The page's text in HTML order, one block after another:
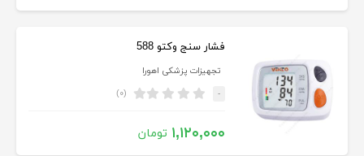
فشار سنج وکتو 588
تجهیزات پزشکی اهورا
- (۰)
۱,۱۲۰,۰۰۰ تومان